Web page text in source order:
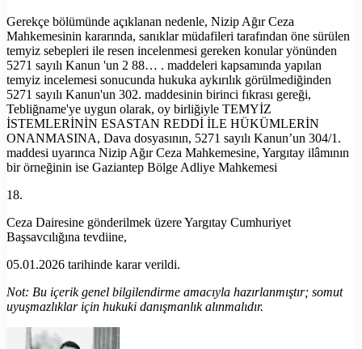
Gerekçe bölümünde açıklanan nedenle, Nizip Ağır Ceza
Mahkemesinin kararında, sanıklar müdafileri tarafından öne sürülen
temyiz sebepleri ile resen incelenmesi gereken konular yönünden
5271 sayılı Kanun 'un 2 88… . maddeleri kapsamında yapılan
temyiz incelemesi sonucunda hukuka aykırılık görülmediğinden
5271 sayılı Kanun'un 302. maddesinin birinci fıkrası gereği,
Tebliğname'ye uygun olarak, oy birliğiyle TEMYİZ
İSTEMLERİNİN ESASTAN REDDİ İLE HÜKÜMLERİN
ONANMASINA, Dava dosyasının, 5271 sayılı Kanun’un 304/1.
maddesi uyarınca Nizip Ağır Ceza Mahkemesine, Yargıtay ilâmının
bir örneğinin ise Gaziantep Bölge Adliye Mahkemesi
18.
Ceza Dairesine gönderilmek üzere Yargıtay Cumhuriyet
Başsavcılığına tevdiine,
05.01.2026 tarihinde karar verildi.
Not: Bu içerik genel bilgilendirme amacıyla hazırlanmıştır; somut
uyuşmazlıklar için hukuki danışmanlık alınmalıdır.